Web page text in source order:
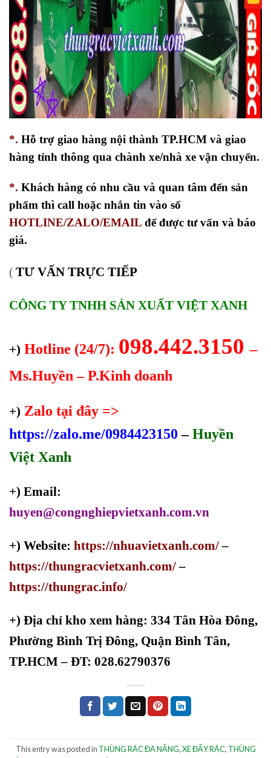
*. Hỗ trợ giao hàng nội thành TP.HCM và giao
hàng tỉnh thông qua chành xe/nhà xe vận chuyển.
*. Khách hàng có nhu cầu và quan tâm đến sản
phẩm thì call hoặc nhắn tin vào số
HOTLINE/ZALO/EMAIL để được tư vấn và báo
giá.
( TƯ VẤN TRỰC TIẾP
CÔNG TY TNHH SẢN XUẤT VIỆT XANH
+) Hotline (24/7): 098.442.3150–
Ms.Huyền – P.Kinh doanh
+) Zalo tại đây =>
https://zalo.me/0984423150 –Huyền
Việt Xanh
+) Email:
huyen@congnghiepvietxanh.com.vn
+) Website: https://nhuavietxanh.com/–
https://thungracvietxanh.com/ –
https://thungrac.info/
+) Địa chỉ kho xem hàng: 334 Tân Hòa Đông,
Phường Bình Trị Đông, Quận Bình Tân,
TP.HCM – ĐT: 028.62790376
This entry was posted in THÙNG RÁC ĐA NĂNG,XE ĐẨY RÁC, THÙNG